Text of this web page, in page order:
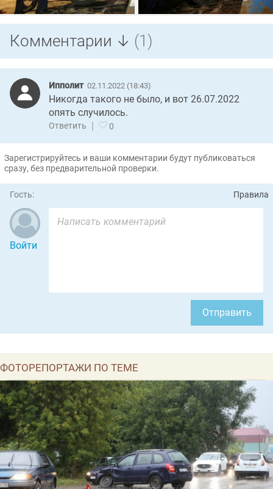
Комментарии ↓ (1)
Ипполит 02.11.2022 (18:43)
Никогда такого не было, и вот 26.07.2022
опять случилось.
Ответить | 0
Зарегистрируйтесь и ваши комментарии будут публиковаться
сразу, без предварительной проверки.
Гость: Правила
Войти
Отправить
ФОТОРЕПОРТАЖИ ПО ТЕМЕ